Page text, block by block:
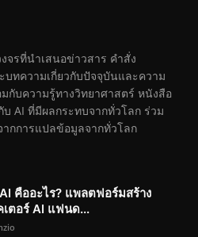
รที่นำเสนอข่าวสาร คำสั่ง
บทความเกี่ยวกับปัจจุบันและความ
กับความรู้ทางวิทยาศาสตร์ หนังสือ
AI ที่มีผลกระทบจากทั่วโลก ร่วม
กการแปลข้อมูลจากทั่วโลก
คืออะไร? แพลตฟอร์มสร้าง
เตอร์ AI แฟนด...